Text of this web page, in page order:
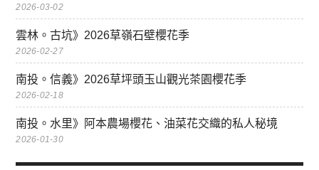
2026-03-02
雲林。古坑》2026草嶺石壁櫻花季
2026-02-27
南投。信義》2026草坪頭玉山觀光茶園櫻花季
2026-02-18
南投。水里》阿本農場櫻花、油菜花交織的私人秘境
2026-01-30